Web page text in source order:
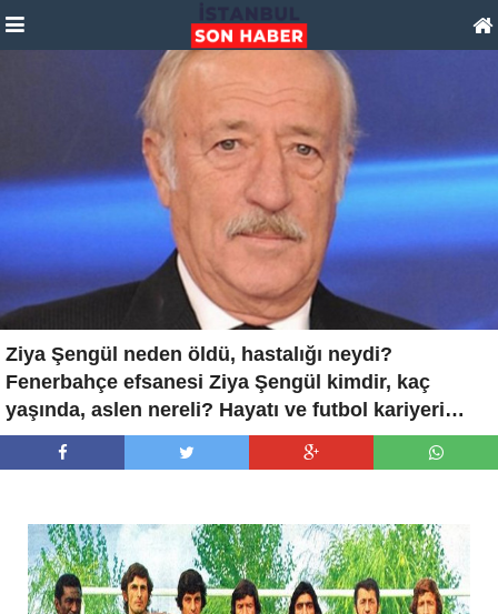
Ziya Şengül neden öldü, hastalığı neydi?
Fenerbahçe efsanesi Ziya Şengül kimdir, kaç
yaşında, aslen nereli? Hayatı ve futbol kariyeri…